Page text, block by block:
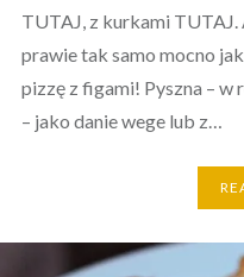
TUTAJ, z kurkami TUTAJ.
prawie tak samo mocno
pizzę z figami! Pyszna – w
– jako danie wege lub z…